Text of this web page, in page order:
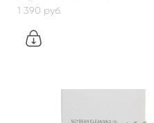
1 390 pуб.